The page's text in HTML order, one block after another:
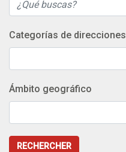
Categorías de direcciones
Ámbito geográfico
RECHERCHER